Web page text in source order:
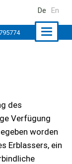
De En
des
Verfügung
worden
Erblassers, ein